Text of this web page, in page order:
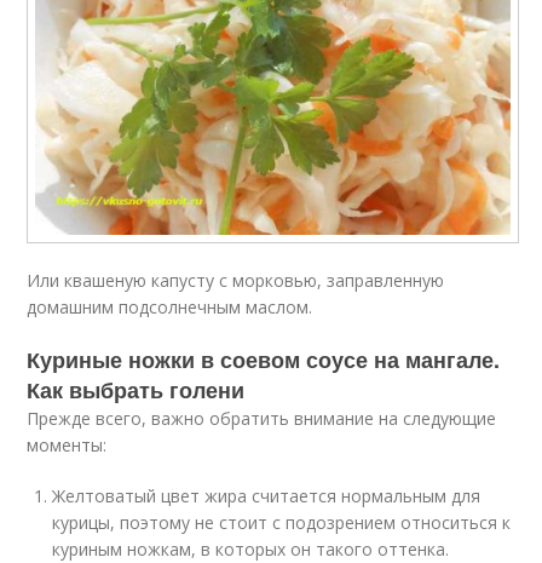
Или квашеную капусту с морковью, заправленную
домашним подсолнечным маслом.
Куриные ножки в соевом соусе на мангале.
Как выбрать голени
Прежде всего, важно обратить внимание на следующие
моменты:
Желтоватый цвет жира считается нормальным для
курицы, поэтому не стоит с подозрением относиться к
куриным ножкам, в которых он такого оттенка.